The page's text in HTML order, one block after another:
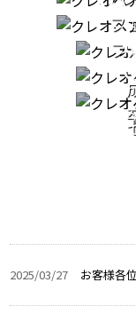
フ
フ
2025/03/27 お客様各